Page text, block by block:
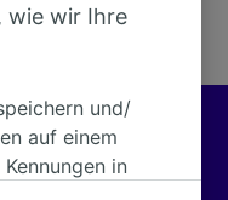
Trainline
wie wir Ihre
und/
auf einem
in